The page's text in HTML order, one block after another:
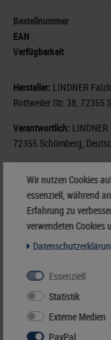
Bestellnummer
EAN
Verfügbarkeit
Hersteller: LINDNER
Rottweiler Str. 38, 72355
Verantwortlich:
72355 Schömberg,
Nicht für Kinder unter 3
6,50 €
inkl. ges. MwSt.zzgl.
Wir nutzen Cookies
essenziell, während
Erfahrung zu
verwendeten Cookies
Essenziell
Statistik
Externe Medien
PayPal